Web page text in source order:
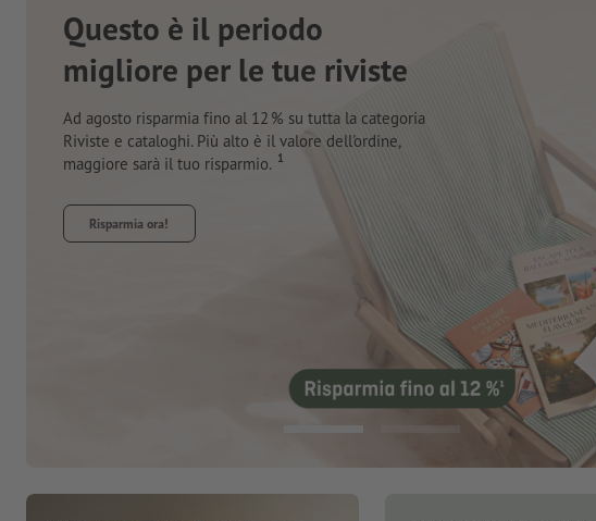
Nuovi taccuini
Con materiali innovativi ricavati da scarti di mele e
Ordina ora